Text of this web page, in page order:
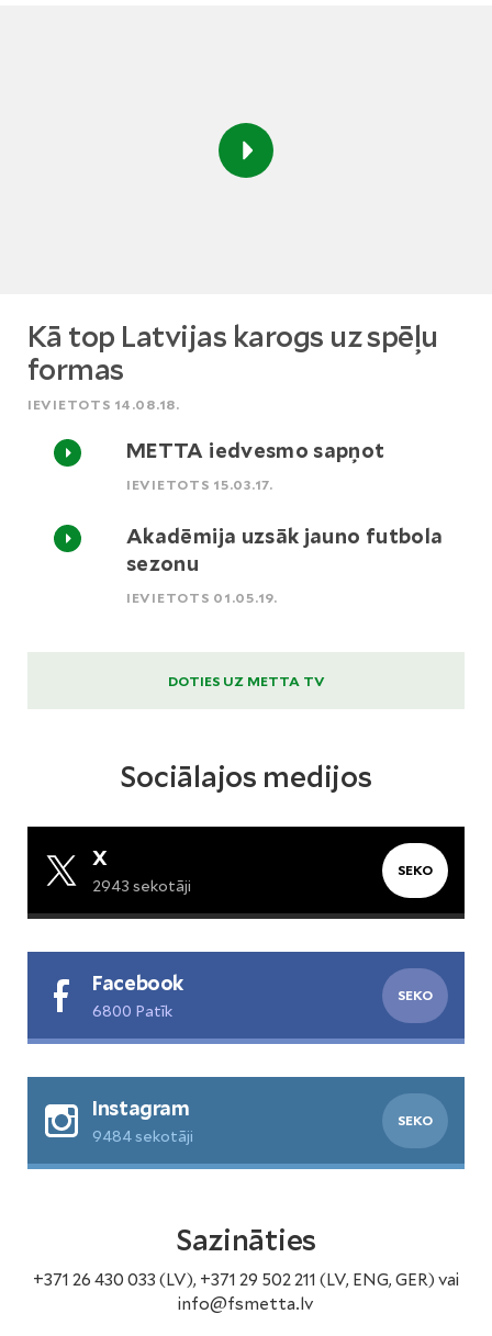
Kā top Latvijas karogs uz spēļu
formas
IEVIETOTS 14.08.18.
METTA iedvesmo sapņot
IEVIETOTS 15.03.17.
Akadēmija uzsāk jauno futbola
sezonu
IEVIETOTS 01.05.19.
DOTIES UZ METTA TV
Sociālajos medijos
X
2943 sekotāji
SEKO
Facebook
6800 Patīk
SEKO
Instagram
9484 sekotāji
SEKO
Sazināties
+371 26 430 033 (LV), +371 29 502 211 (LV, ENG, GER) vai
info@fsmetta.lv